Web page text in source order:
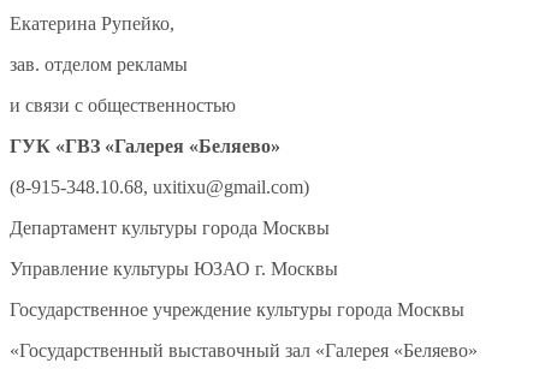
Екатерина Рупейко,
зав. отделом рекламы
и связи с общественностью
ГУК «ГВЗ «Галерея «Беляево»
(8-915-348.10.68, uxitixu@gmail.com)
Департамент культуры города Москвы
Управление культуры ЮЗАО г. Москвы
Государственное учреждение культуры города Москвы
«Государственный выставочный зал «Галерея «Беляево»